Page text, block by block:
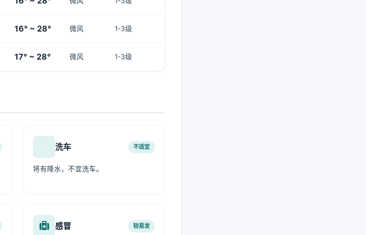
16° ~ 28° 微风 1-3级
17° ~ 28° 微风 1-3级
洗车 不适宜
将有降水，不宜洗车。
感冒 较易发